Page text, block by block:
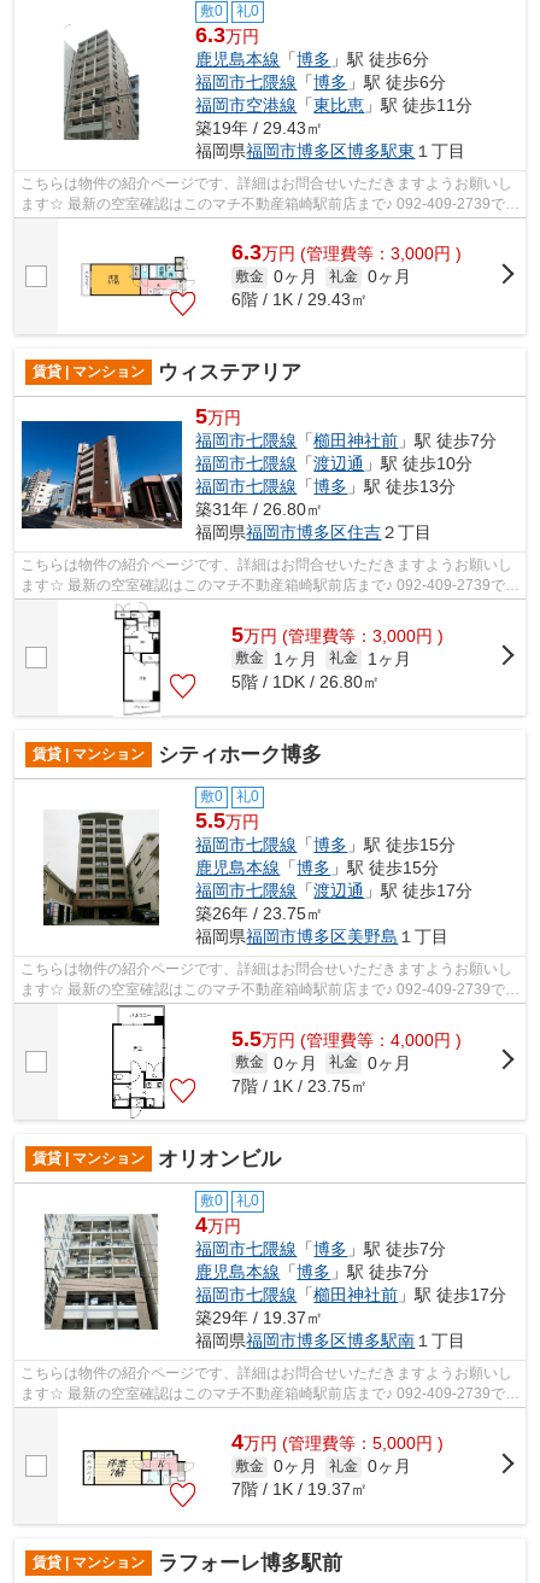
敷0 礼0
6.3万円
鹿児島本線 「博多 」駅 徒歩6分
福岡市七隈線 「博多 」駅 徒歩6分
福岡市空港線 「東比恵 」駅 徒歩11分
築19年 / 29.43㎡
福岡県福岡市博多区博多駅東 １丁目
こちらは物件の紹介ページです、詳細はお問合せいただきますようお願いし
ます☆ 最新の空室確認はこのマチ不動産箱崎駅前店まで♪ 092-409-2739で
す！迅速に対応致します！！！！！♪
6.3万円 (管理費等：3,000円 )
敷金 0ヶ月 礼金 0ヶ月
6階 / 1K / 29.43㎡
賃貸 | マンション ウィステアリア
5万円
福岡市七隈線 「櫛田神社前 」駅 徒歩7分
福岡市七隈線 「渡辺通 」駅 徒歩10分
福岡市七隈線 「博多 」駅 徒歩13分
築31年 / 26.80㎡
福岡県福岡市博多区住吉２丁目
こちらは物件の紹介ページです、詳細はお問合せいただきますようお願いし
ます☆ 最新の空室確認はこのマチ不動産箱崎駅前店まで♪ 092-409-2739で
す！迅速に対応致します！！！！！♪
5万円 (管理費等：3,000円 )
敷金 1ヶ月 礼金
1ヶ月
5階 / 1DK / 26.80㎡
賃貸 | マンション シティホーク博多
敷0 礼0
5.5万円
福岡市七隈線 「博多 」駅 徒歩15分
鹿児島本線 「博多 」駅 徒歩15分
福岡市七隈線 「渡辺通 」駅 徒歩17分
築26年 / 23.75㎡
福岡県福岡市博多区美野島 １丁目
こちらは物件の紹介ページです、詳細はお問合せいただきますようお願いし
ます☆ 最新の空室確認はこのマチ不動産箱崎駅前店まで♪ 092-409-2739で
す！迅速に対応致します！！！！！♪
5.5万円 (管理費等：4,000円 )
敷金 0ヶ月 礼金 0ヶ月
7階 / 1K / 23.75㎡
賃貸 | マンション オリオンビル
敷0 礼0
4万円
福岡市七隈線 「博多 」駅 徒歩7分
鹿児島本線 「博多 」駅 徒歩7分
福岡市七隈線 「櫛田神社前 」駅 徒歩17分
築29年 / 19.37㎡
福岡県福岡市博多区博多駅南 １丁目
こちらは物件の紹介ページです、詳細はお問合せいただきますようお願いし
ます☆ 最新の空室確認はこのマチ不動産箱崎駅前店まで♪ 092-409-2739で
4万円 (管理費等：5,000円 )
敷金 0ヶ月 礼金 0ヶ月
7階 / 1K / 19.37㎡
賃貸 | マンション ラフォーレ博多駅前